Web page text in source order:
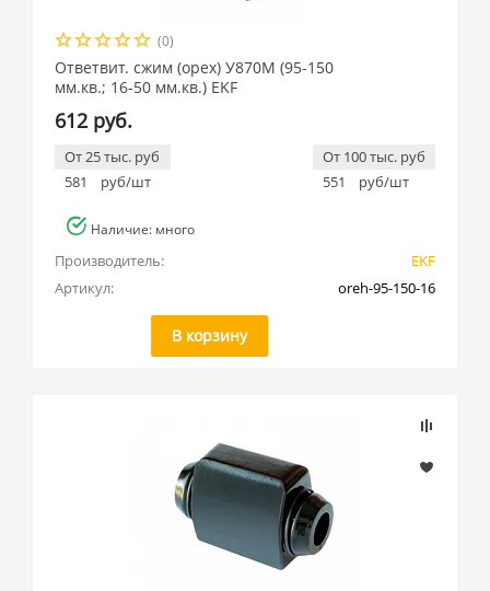
(0)
Ответвит. сжим (орех) У870М (95-150
мм.кв.; 16-50 мм.кв.) EKF
612 руб.
От 25 тыс. руб
581
руб/шт
От 100 тыс. руб
551
руб/шт
Наличие: много
Производитель:
EKF
Артикул:
oreh-95-150-16
В корзину